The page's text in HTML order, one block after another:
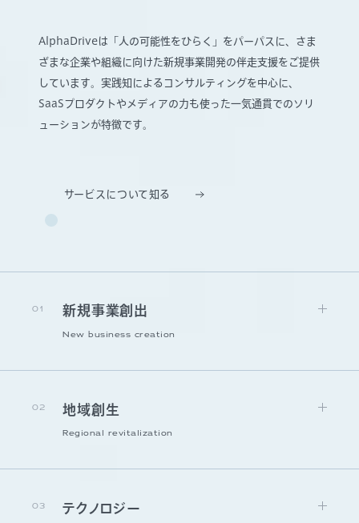
AlphaDriveは「人の可能性をひらく」をパーパスに、さま
ざまな企業や組織に向けた新規事業開発の伴走支援をご提供
しています。実践知によるコンサルティングを中心に、
SaaSプロダクトやメディアの力も使った一気通貫でのソリ
ューションが特徴です。
サービスについて知る
01 新規事業創出
New business creation
02 地域創生
Regional revitalization
03 テクノロジー